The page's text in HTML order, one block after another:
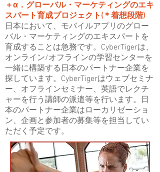
＋α．グローバル・マーケティングのエキ
スパート育成プロジェクト(＊着想段階)
日本において、モバイルアプリのグロー
バル・マーケティングのエキスパートを
育成することは急務です。CyberTigerは、
オンライン/オフラインの学習センターを
一緒に構築する日本のパートナー企業を
探しています。CyberTigerはウェブセミナ
ー、オフラインセミナー、英語でレクチ
ャーを行う講師の派遣等を行います。日
本のパートナー企業はローカリゼーショ
ン、企画と参加者の募集等を担当してい
ただく予定です。